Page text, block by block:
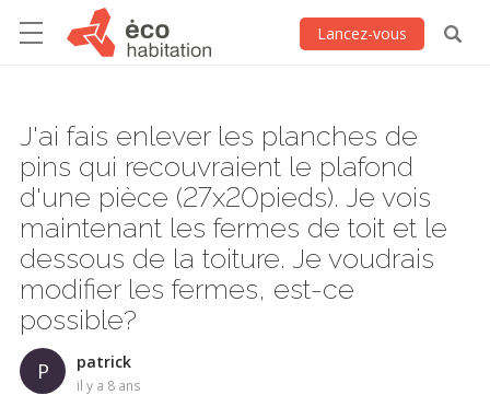
Lancez-vous
J'ai fais enlever les planches de
pins qui recouvraient le plafond
d'une pièce (27x20pieds). Je vois
maintenant les fermes de toit et le
dessous de la toiture. Je voudrais
modifier les fermes, est-ce
possible?
P patrick
il y a 8 ans